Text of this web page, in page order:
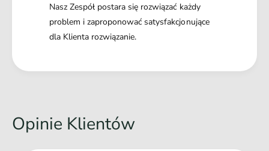
Nasz Zespół postara się rozwiązać każdy
problem i zaproponować satysfakcjonujące
dla Klienta rozwiązanie.
Opinie Klientów